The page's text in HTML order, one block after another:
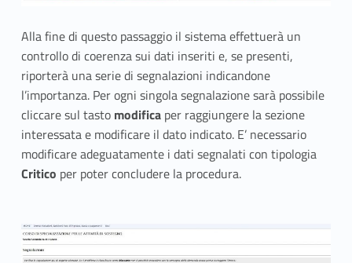
Alla fine di questo passaggio il sistema effettuerà un
controllo di coerenza sui dati inseriti e, se presenti,
riporterà una serie di segnalazioni indicandone
l’importanza. Per ogni singola segnalazione sarà possibile
cliccare sul tasto modificaper raggiungere la sezione
interessata e modificare il dato indicato. E’ necessario
modificare adeguatamente i dati segnalati con tipologia
Critico per poter concludere la procedura.